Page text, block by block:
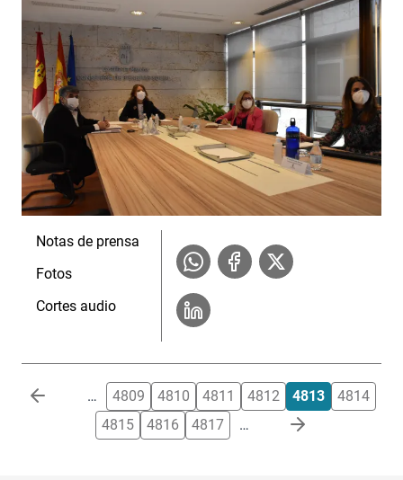
Notas de prensa
Fotos
Cortes audio
Paginación … 4809 4810 4811 4812 4813
4814
4815
4816 4817 …